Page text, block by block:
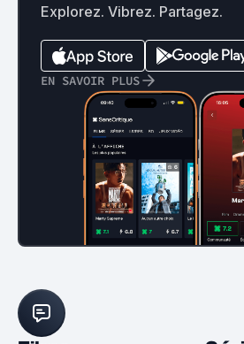
Explorez. Vibrez. Partagez.
EN SAVOIR PLUS